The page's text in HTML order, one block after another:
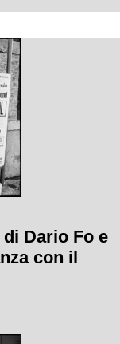
Dario Fo e
con il